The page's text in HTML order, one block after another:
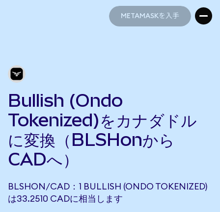
METAMASKを入手
Bullish (Ondo
Tokenized)をカナダドル
に変換（BLSHonから
CADへ）
BLSHON/CAD：1 BULLISH (ONDO TOKENIZED)
は33.2510 CADに相当します